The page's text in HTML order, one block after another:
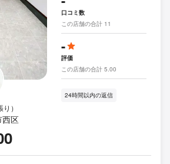
）
西区
口コミ数
この店舗の合計 11
-
評価
この店舗の合計 5.00
24時間以内の返信